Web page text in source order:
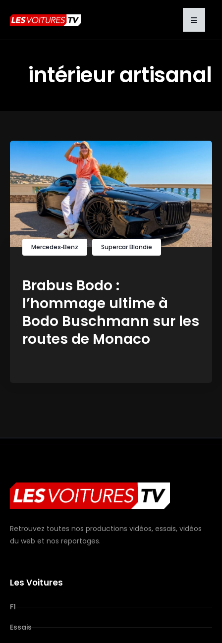
intérieur artisanal
Mercedes‑Benz Supercar Blondie
Brabus Bodo :
l’hommage ultime à
Bodo Buschmann sur les
routes de Monaco
Retrouvez toutes nos productions vidéos, essais, vidéos
du web et nos reportages.
Les Voitures
F1
Essais